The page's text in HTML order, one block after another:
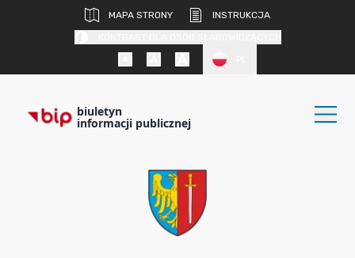
MAPA STRONY
INSTRUKCJA
biuletyn
informacji publicznej